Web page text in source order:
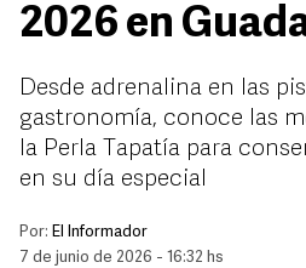
2026 en
Desde adrenalina en las
gastronomía, conoce las
la Perla Tapatía para
en su día especial
Por: El Informador
7 de junio de 2026 - 16:32 hs